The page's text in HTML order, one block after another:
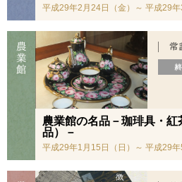
平成29年2月24日（金）～ 平成29年
農業館の名品－珈琲具・
品）－
平成29年1月15日（日）～ 平成29年